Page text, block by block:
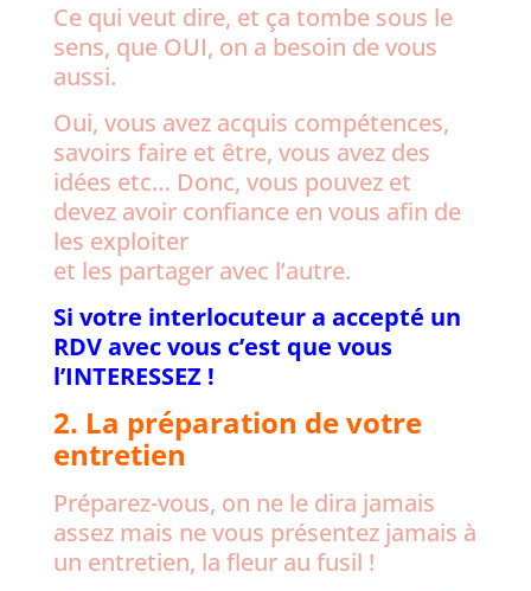
Ce qui veut dire, et ça tombe sous le
sens, que OUI, on a besoin de vous
aussi.
Oui, vous avez acquis compétences,
savoirs faire et être, vous avez des
idées etc… Donc, vous pouvez et
devez avoir confiance en vous afin de
les exploiter
et les partager avec l’autre.
Si votre interlocuteur a accepté un
RDV avec vous c’est que vous
l’INTERESSEZ !
2. La préparation de votre
entretien
Préparez-vous, on ne le dira jamais
assez mais ne vous présentez jamais à
un entretien, la fleur au fusil !